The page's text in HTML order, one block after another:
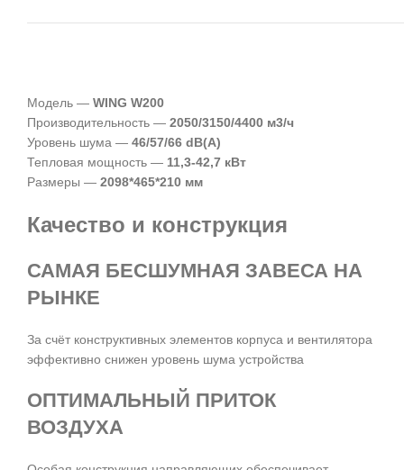
Модель — WING W200
Производительность — 2050/3150/4400 м3/ч
Уровень шума — 46/57/66 dB(A)
Тепловая мощность — 11,3-42,7 кВт
Размеры — 2098*465*210 мм
Качество и конструкция
САМАЯ БЕСШУМНАЯ ЗАВЕСА НА
РЫНКЕ
За счёт конструктивных элементов корпуса и вентилятора
эффективно снижен уровень шума устройства
ОПТИМАЛЬНЫЙ ПРИТОК
ВОЗДУХА